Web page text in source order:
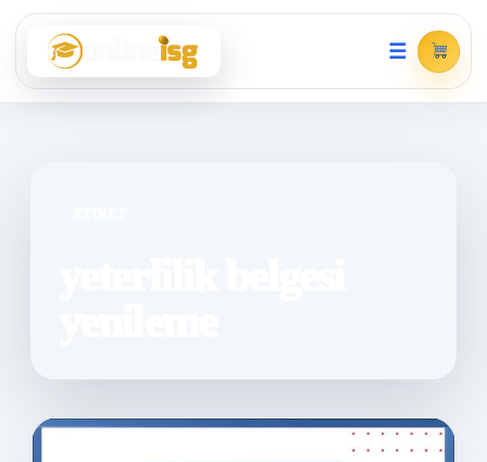
☰